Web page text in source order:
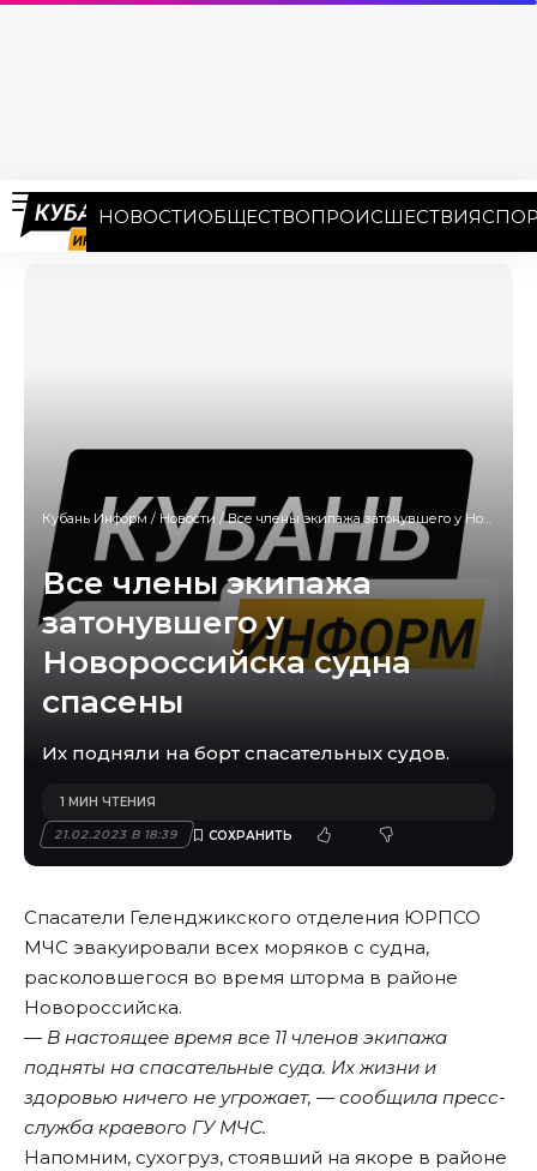
НОВОСТИОБЩЕСТВОПРОИСШЕСТВИЯ
Кубань Информ / Новости /Все члены экипажа затонувшего у Новороссийска судна спасены
Все члены экипажа
затонувшего у
Новороссийска судна
спасены
Их подняли на борт спасательных судов.
21.02.2023 В 18:39
1 МИН ЧТЕНИЯ
Спасатели Геленджикского отделения ЮРПСО
МЧС эвакуировали всех моряков с судна,
расколовшегося во время шторма в районе
Новороссийска.
— В настоящее время все 11 членов экипажа
подняты на спасательные суда. Их жизни и
здоровью ничего не угрожает, — сообщила пресс-
служба краевого ГУ МЧС.
Напомним, сухогруз, стоявший на якоре в районе